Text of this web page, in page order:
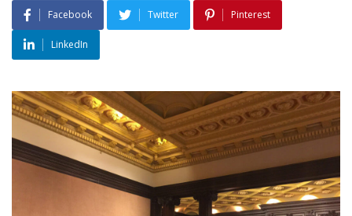
Facebook Twitter Pinterest
LinkedIn